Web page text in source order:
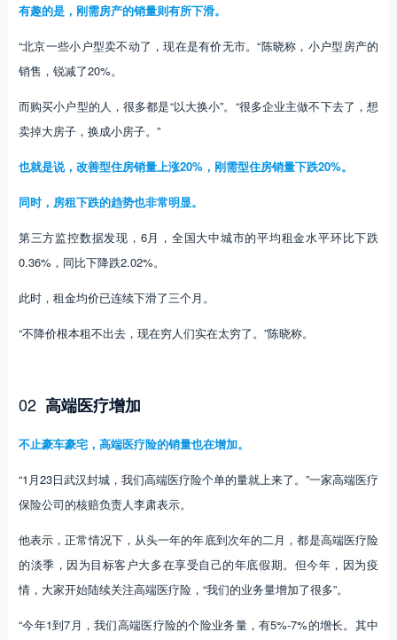
有趣的是，刚需房产的销量则有所下滑。
“北京一些小户型卖不动了，现在是有价无市。“陈晓称，小户型房产的
销售，锐减了20%。
而购买小户型的人，很多都是“以大换小”。“很多企业主做不下去了，想
卖掉大房子，换成小房子。”
也就是说，改善型住房销量上涨20%，刚需型住房销量下跌20%。
同时，房租下跌的趋势也非常明显。
第三方监控数据发现，6月，全国大中城市的平均租金水平环比下跌
0.36%，同比下降跌2.02%。
此时，租金均价已连续下滑了三个月。
“不降价根本租不出去，现在穷人们实在太穷了。”陈晓称。
02 高端医疗增加
不止豪车豪宅，高端医疗险的销量也在增加。
“1月23日武汉封城，我们高端医疗险个单的量就上来了。”一家高端医疗
保险公司的核赔负责人李肃表示。
他表示，正常情况下，从头一年的年底到次年的二月，都是高端医疗险
的淡季，因为目标客户大多在享受自己的年底假期。但今年，因为疫
情，大家开始陆续关注高端医疗险，“我们的业务量增加了很多”。
“今年1到7月，我们高端医疗险的个险业务量，有5%-7%的增长。其中